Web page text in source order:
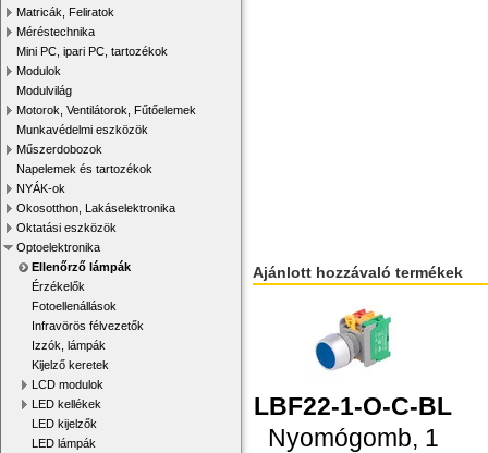
Matricák, Feliratok
Méréstechnika
Mini PC, ipari PC, tartozékok
Modulok
Modulvilág
Motorok, Ventilátorok, Fűtőelemek
Munkavédelmi eszközök
Műszerdobozok
Napelemek és tartozékok
NYÁK-ok
Okosotthon, Lakáselektronika
Oktatási eszközök
Optoelektronika
Ellenőrző lámpák
Érzékelők
Fotoellenállások
Infravörös félvezetők
Izzók, lámpák
Kijelző keretek
LCD modulok
LED kellékek
LED kijelzők
LED lámpák
Ajánlott hozzávaló termékek
LBF22-1-O-C-BL
Nyomógomb, 1